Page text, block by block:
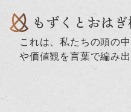
これは、私たちの頭の
や価値観を言葉で編み出